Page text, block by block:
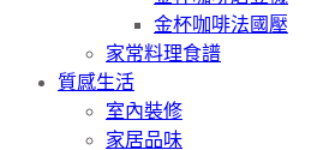
金杯咖啡法國壓
家常料理食譜
質感生活
室內裝修
家居品味